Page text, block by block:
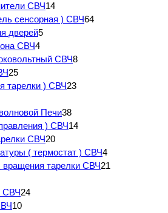
СВЧ14
сенсорная ) СВЧ64
дверей5
СВЧ4
СВЧ8
25
тарелки ) СВЧ23
Печи38
) СВЧ14
СВЧ20
( термостат ) СВЧ4
тарелки СВЧ21
СВЧ24
10